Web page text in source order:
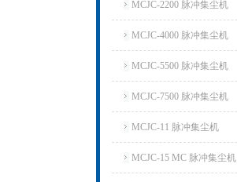
MCJC-2200 脉冲集尘机
MCJC-4000 脉冲集尘机
MCJC-5500 脉冲集尘机
MCJC-7500 脉冲集尘机
MCJC-11 脉冲集尘机
MCJC-15 MC 脉冲集尘机